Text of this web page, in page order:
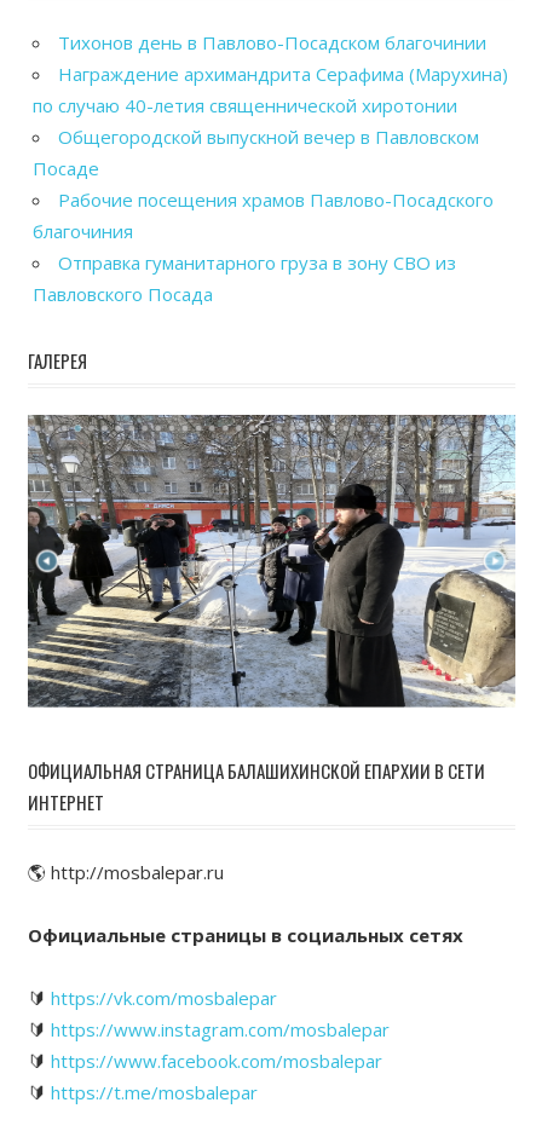
Тихонов день в Павлово-Посадском благочинии
Награждение архимандрита Серафима (Марухина)
по случаю 40-летия священнической хиротонии
Общегородской выпускной вечер в Павловском
Посаде
Рабочие посещения храмов Павлово-Посадского
благочиния
Отправка гуманитарного груза в зону СВО из
Павловского Посада
ГАЛЕРЕЯ
ОФИЦИАЛЬНАЯ СТРАНИЦА БАЛАШИХИНСКОЙ ЕПАРХИИ В СЕТИ
ИНТЕРНЕТ
🌎 http://mosbalepar.ru
Официальные страницы в социальных сетях
🔰 https://vk.com/mosbalepar
🔰 https://www.instagram.com/mosbalepar
🔰 https://www.facebook.com/mosbalepar
🔰 https://t.me/mosbalepar